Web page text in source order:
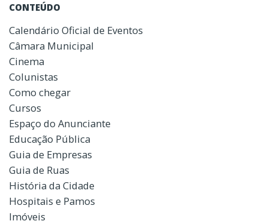
CONTEÚDO
Calendário Oficial de Eventos
Câmara Municipal
Cinema
Colunistas
Como chegar
Cursos
Espaço do Anunciante
Educação Pública
Guia de Empresas
Guia de Ruas
História da Cidade
Hospitais e Pamos
Imóveis